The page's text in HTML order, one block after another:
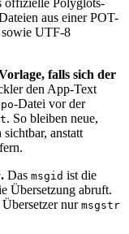
aus einer POT-
sowie UTF-8
falls sich der
den App-Text
-Datei vor der
. So bleiben neue,
anstatt
. Das msgid ist die
Übersetzung abruft.
nur msgstr